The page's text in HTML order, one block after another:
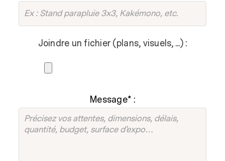
Joindre un fichier (plans, visuels, ...) :
Message* :